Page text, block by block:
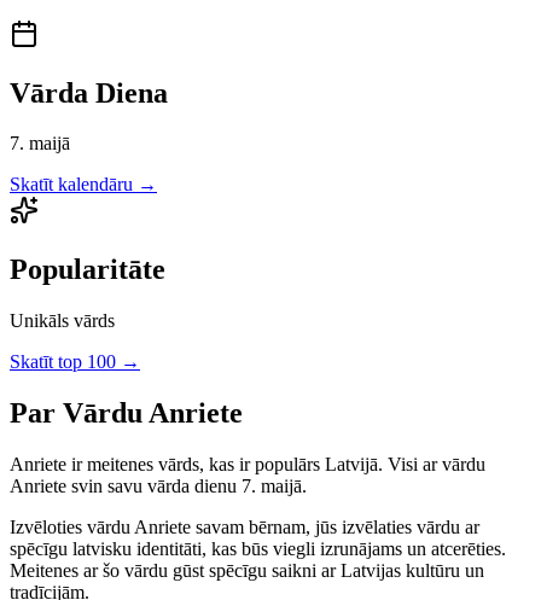
Vārda Diena
7. maijā
Skatīt kalendāru →
Popularitāte
Unikāls vārds
Skatīt top 100 →
Par Vārdu Anriete
Anriete irmeitenes vārds, kas ir populārs Latvijā. Visi ar vārdu
Anriete svin savu vārda dienu 7. maijā.
Izvēloties vārdu Anriete savam bērnam, jūs izvēlaties vārdu ar
spēcīgu latvisku identitāti, kas būs viegli izrunājams un atcerēties.
Meitenes ar šo vārdu gūst spēcīgu saikni ar Latvijas kultūru un
tradīcijām.